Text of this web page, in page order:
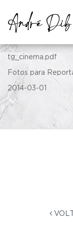
Revista
tg_cinema.pdf
Fotos para
2014-03-01